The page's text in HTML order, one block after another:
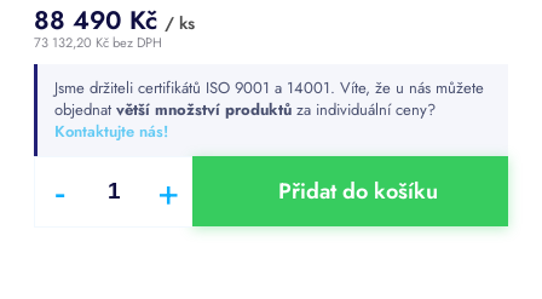
88 490 Kč / ks
73 132,20 Kč bez DPH
cena:Jsme držiteli certifikátů ISO 9001 a 14001. Víte, že u nás můžete
objednat větší množství produktů za individuální ceny?
Kontaktujte nás!
Přidat do košíku